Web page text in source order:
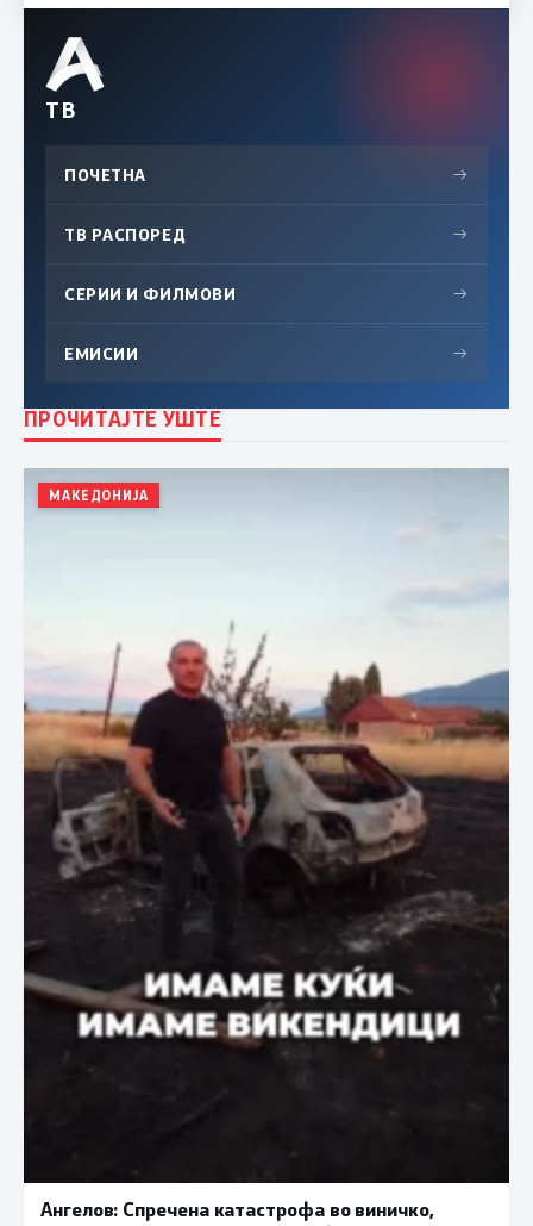
ТВ
ПОЧЕТНА →
ТВ РАСПОРЕД →
СЕРИИ И ФИЛМОВИ →
ЕМИСИИ →
ПРОЧИТАЈТЕ УШТЕ
МАКЕДОНИЈА
Ангелов: Спречена катастрофа во виничко,